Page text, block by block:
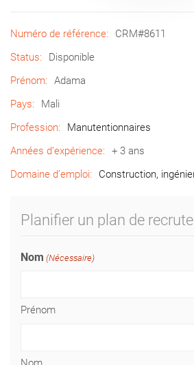
Numéro de référence:
CRM#8611
Status:
Disponible
Prénom:
Adama
Pays:
Mali
Profession:
Manutentionnaires
Années d’expérience:
+ 3 ans
Domaine d’emploi:
Construction,
Planifier un plan de
Nom (Nécessaire)
Prénom